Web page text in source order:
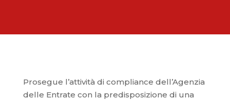
Prosegue l’attività di compliance dell’Agenzia
delle Entrate con la predisposizione di una